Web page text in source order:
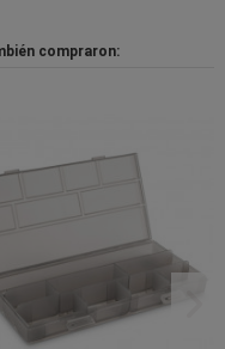
compraron: